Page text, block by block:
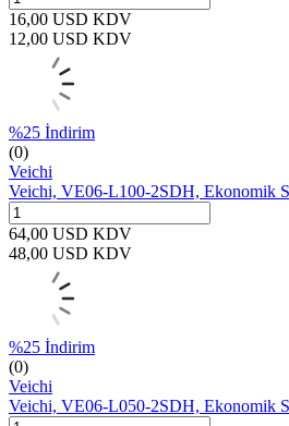
16,00 USD KDV
12,00 USD KDV
%25 İndirim
(0)
Veichi
Veichi, VE06-L100-2SDH, Ekonomik
64,00 USD KDV
48,00 USD KDV
%25 İndirim
(0)
Veichi
Veichi, VE06-L050-2SDH, Ekonomik